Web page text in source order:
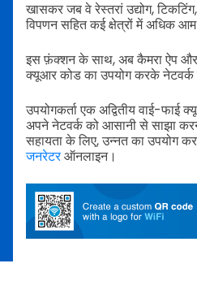
खासकर जब वे रेस्तरां उद्योग,
विपणन सहित कई क्षेत्रों में अधिक
इस फ़ंक्शन के साथ, अब कैमरा ऐप
क्यूआर कोड का उपयोग करके
उपयोगकर्ता एक अद्वितीय वाई-
अपने नेटवर्क को आसानी से साझा
सहायता के लिए, उन्नत का उपयोग
जनरेटरऑनलाइन।